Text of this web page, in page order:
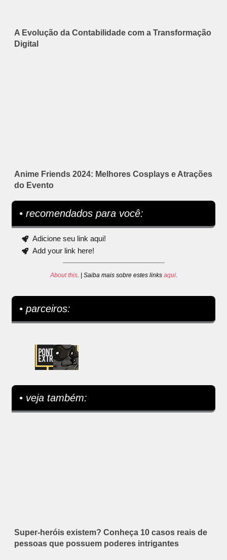
A Evolução da Contabilidade com a Transformação
Digital
Anime Friends 2024: Melhores Cosplays e Atrações
do Evento
• recomendados para você:
Adicione seu link aqui!
Add your link here!
About this. | Saiba mais sobre estes links aqui.
• parceiros:
• veja também:
Super-heróis existem? Conheça 10 casos reais de
pessoas que possuem poderes intrigantes